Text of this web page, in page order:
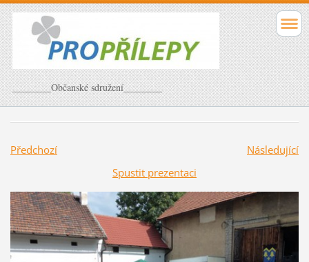
________Občanské sdružení________
Předchozí
Následující
Spustit prezentaci